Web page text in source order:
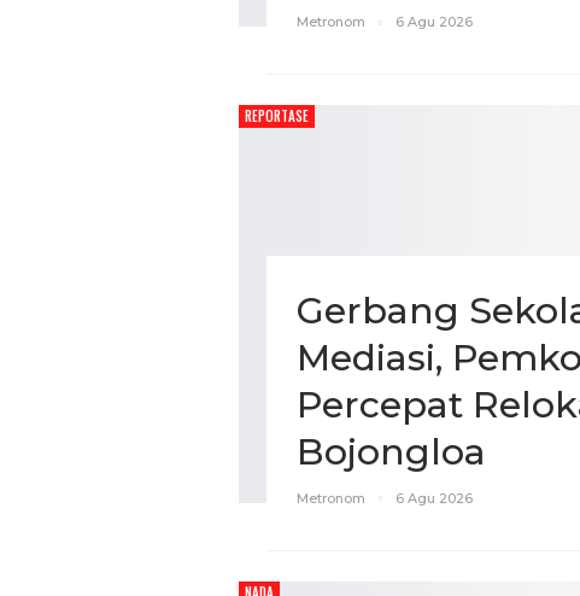
Metronom 6 Agu 2026
REPORTASE
Gerbang
Mediasi,
Percepat
Bojongloa
Metronom 6 Agu 2026